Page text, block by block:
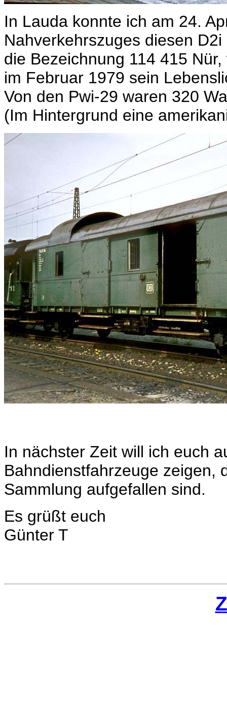
In Lauda konnte ich am 24.
Nahverkehrszuges diesen
die Bezeichnung 114 415
im Februar 1979 sein
Von den Pwi-29 waren 320
(Im Hintergrund eine
In nächster Zeit will ich euch
Bahndienstfahrzeuge zeigen,
Sammlung aufgefallen sind.
Es grüßt euch
Günter T